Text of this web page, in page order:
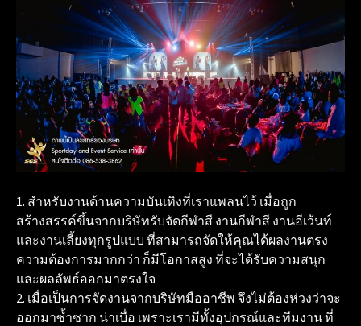
1. สำหรับงานด้านความบันเทิงที่เราแพลนไว้ เมื่อถูก
สร้างสรรค์ขึ้นจากบริษัทรับจัดกีฬาสี งานกีฬาสี งานอีเว้นท์
และงานเลี้ยงทุกรูปแบบ ที่สามารถจัดให้คุณได้ผลงานตรง
ความต้องการมากกว่า ก็มีโอกาสสูง ที่จะได้รับความสนุก
และผลลัพธ์ออกมาตรงใจ
2. เมื่อเป็นการจัดงานจากบริษัทมืออาชีพ จึงไม่ต้องห่วงว่าจะ
ออกมาซ้ำซาก น่าเบื่อ เพราะเรามีทั้งอุปกรณ์และทีมงาน ที่